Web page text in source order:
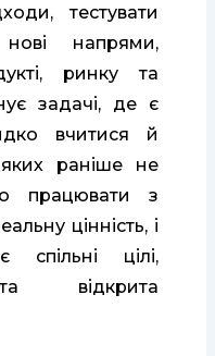
тестувати
нові напрями,
ринку та
задачі, де є
вчитися й
раніше не
працювати з
цінність, і
цілі,
та відкрита